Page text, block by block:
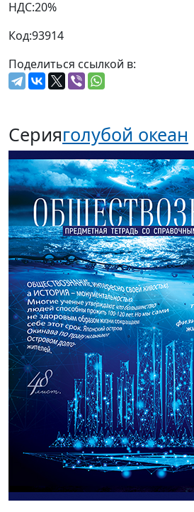
НДС:20%
Код:93914
Поделиться ссылкой в:
Серияголубой океан